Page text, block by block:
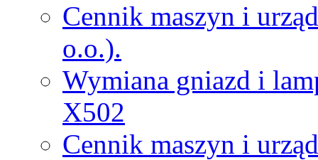
Cennik maszyn i
o.o.).
Wymiana gniazd i
X502
Cennik maszyn i